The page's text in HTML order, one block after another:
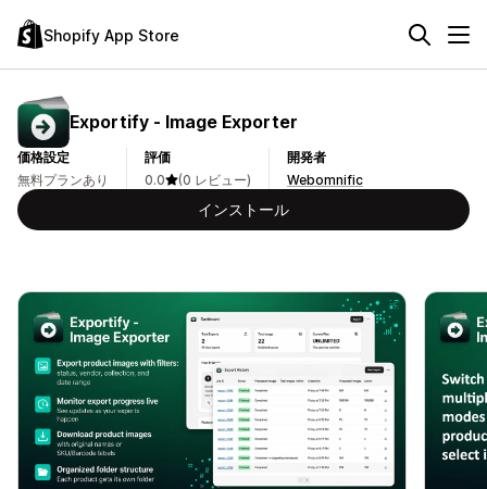
Shopify App Store
Exportify ‑ Image Exporter
価格設定
無料プランあり
評価
0.0
(0 レビュー)
開発者
Webomnific
インストール